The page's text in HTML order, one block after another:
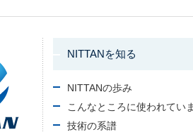
NITTANを知る
NITTANの歩み
こんなところに使われてい
技術の系譜